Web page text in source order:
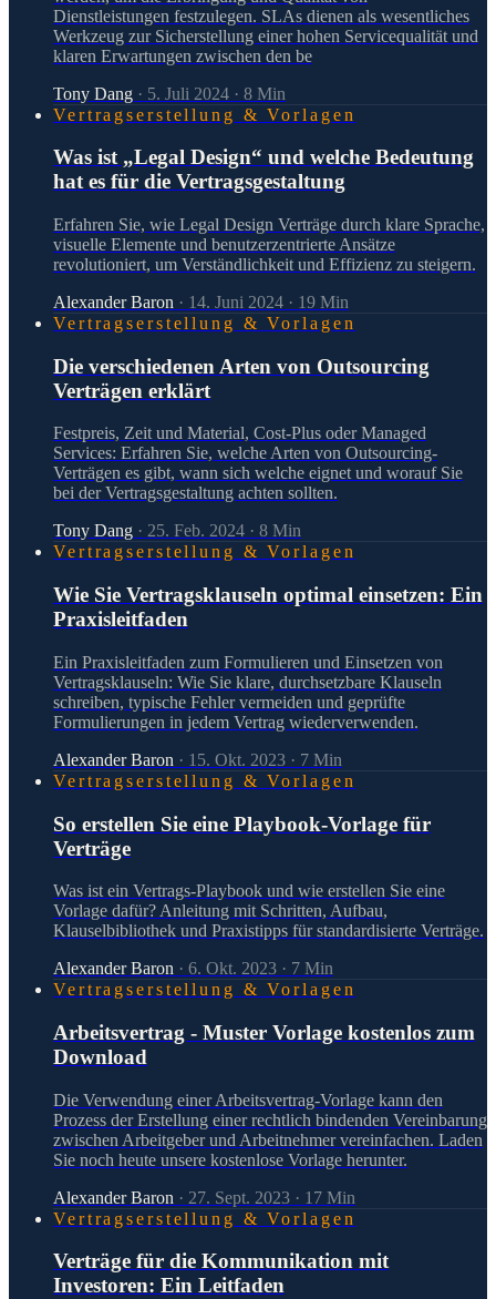
Dienstleistungen festzulegen. SLAs dienen als wesentliches
Werkzeug zur Sicherstellung einer hohen Servicequalität und
klaren Erwartungen zwischen den be
Tony Dang · 5. Juli 2024 · 8 Min
Vertragserstellung & Vorlagen
Was ist „Legal Design“ und welche Bedeutung
hat es für die Vertragsgestaltung
Erfahren Sie, wie Legal Design Verträge durch klare Sprache,
visuelle Elemente und benutzerzentrierte Ansätze
revolutioniert, um Verständlichkeit und Effizienz zu steigern.
Alexander Baron · 14. Juni 2024 · 19 Min
Vertragserstellung & Vorlagen
Die verschiedenen Arten von Outsourcing
Verträgen erklärt
Festpreis, Zeit und Material, Cost-Plus oder Managed
Services: Erfahren Sie, welche Arten von Outsourcing-
Verträgen es gibt, wann sich welche eignet und worauf Sie
bei der Vertragsgestaltung achten sollten.
Tony Dang · 25. Feb. 2024 · 8 Min
Vertragserstellung & Vorlagen
Wie Sie Vertragsklauseln optimal einsetzen: Ein
Praxisleitfaden
Ein Praxisleitfaden zum Formulieren und Einsetzen von
Vertragsklauseln: Wie Sie klare, durchsetzbare Klauseln
schreiben, typische Fehler vermeiden und geprüfte
Formulierungen in jedem Vertrag wiederverwenden.
Alexander Baron · 15. Okt. 2023 · 7 Min
Vertragserstellung & Vorlagen
So erstellen Sie eine Playbook-Vorlage für
Verträge
Was ist ein Vertrags-Playbook und wie erstellen Sie eine
Vorlage dafür? Anleitung mit Schritten, Aufbau,
Klauselbibliothek und Praxistipps für standardisierte Verträge.
Alexander Baron · 6. Okt. 2023 · 7 Min
Vertragserstellung & Vorlagen
Arbeitsvertrag - Muster Vorlage kostenlos zum
Download
Die Verwendung einer Arbeitsvertrag-Vorlage kann den
Prozess der Erstellung einer rechtlich bindenden Vereinbarung
zwischen Arbeitgeber und Arbeitnehmer vereinfachen. Laden
Sie noch heute unsere kostenlose Vorlage herunter.
Alexander Baron · 27. Sept. 2023 · 17 Min
Vertragserstellung & Vorlagen
Verträge für die Kommunikation mit
Investoren: Ein Leitfaden